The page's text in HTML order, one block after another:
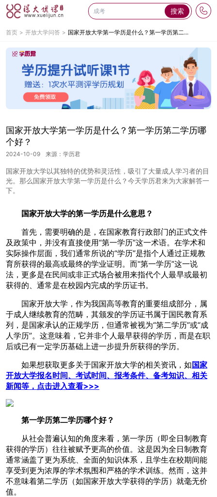
搜索
首页 开放大学问答 国家开放大学第一学历是什么？第一学历第二...
国家开放大学第一学历是什么？第一学历第二学历哪
个好？
2024-10-09 来源：学历君
国家开放大学以其独特的优势和灵活性，吸引了大量成人学习者的目
光。那么国家开放大学第一学历是什么？今天学历君来为大家解答一
下。
国家开放大学的第一学历是什么意思？
首先，需要明确的是，在国家教育行政部门的正式文件
及政策中，并没有直接使用“第一学历”这一术语。在学术和
实际操作层面，我们通常所说的“学历”是指个人通过正规教
育所获得的最高或最终的学业证明。而“第一学历”这一说
法，更多是在民间或非正式场合被用来指代个人最早或最初
获得的、通常是在校园内完成的学历证书。
国家开放大学，作为我国高等教育的重要组成部分，属
于成人继续教育的范畴，其颁发的学历证书属于国民教育系
列，是国家承认的正规学历，但通常被视为“第二学历”或“成
人学历”。这意味着，它并非个人最早获得的学历，而是在职
后或已有一定学历基础上进一步提升所获得的学历。
如果想获取更多关于国家开放大学的相关资讯，如国家
开放大学报名时间、考试时间、报考条件、备考知识、相关
新闻等，点击进入查看>>>
第一学历第二学历哪个好？
从社会普遍认知的角度来看，第一学历（即全日制教育
获得的学历）往往被赋予更高的价值。这是因为全日制教育
通常涵盖了更为系统、全面的知识体系，且学生在校期间能
享受到更为浓厚的学术氛围和严格的学术训练。然而，这并
不意味着第二学历（如国家开放大学获得的学历）就毫无价
值。